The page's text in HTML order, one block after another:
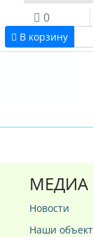
0
В корзину
МЕДИА
Новости
Наши